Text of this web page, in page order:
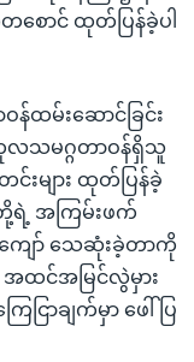
တစောင် ထုတ်ပြန်ခဲ့ပါ
န်ထမ်းဆောင်ခြင်း
လသမဂ္ဂတာဝန်ရှိသူ
များ ထုတ်ပြန်ခဲ့
တို့ရဲ့ အကြမ်းဖက်
ျော် သေဆုံးခဲ့တာကို
ထင်အမြင်လွဲမှား
ြာချက်မှာ ဖေါ်ပြ